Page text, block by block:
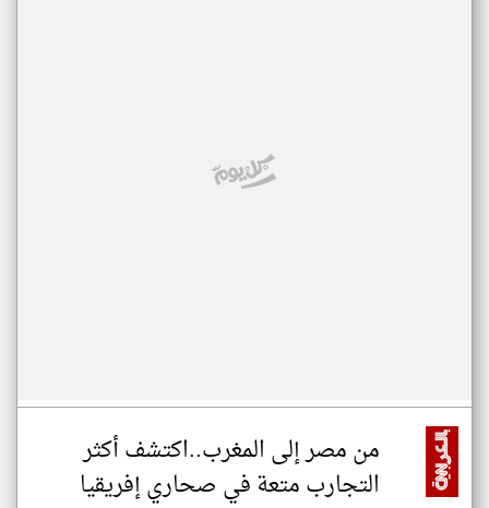
من مصر إلى المغرب..اكتشف أكثر
التجارب متعة في صحاري إفريقيا